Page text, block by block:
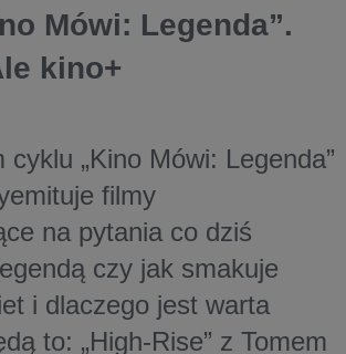
Mówi: Legenda”.
kino+
„Kino Mówi: Legenda”
filmy
na pytania co dziś
czy jak smakuje
i dlaczego jest warta
to: „High-Rise” z Tomem